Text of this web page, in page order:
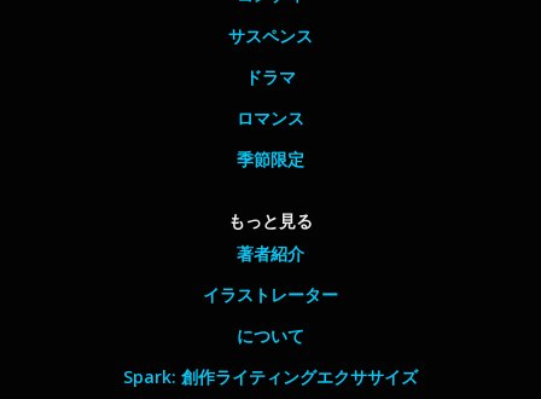
サスペンス
ドラマ
ロマンス
季節限定
もっと見る
著者紹介
イラストレーター
について
Spark: 創作ライティングエクササイズ